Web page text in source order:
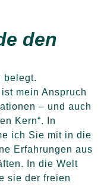
den
belegt.
mein Anspruch
– und auch
Kern“. In
ich Sie mit in die
Erfahrungen aus
In die Welt
sie der freien